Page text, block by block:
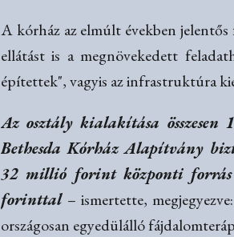
A kórház az elmúlt években
ellátást is a megnövekedett
építettek", vagyis az infrastruktúra
Az osztály kialakítása
Bethesda Kórház Alapítvány
32 millió forint központi forrás
forinttal – ismertette,
országosan egyedülálló